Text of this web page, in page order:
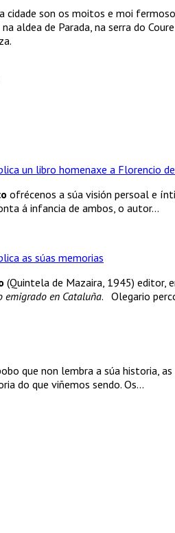
cidade son os moitos e moi
aldea de Parada, na serra do
un libro homenaxe a Florencio
ofrécenos a súa visión persoal e
á infancia de ambos, o autor...
as súas memorias
(Quintela de Mazaira, 1945) editor,
emigrado en Cataluña. Olegario
que non lembra a súa historia,
do que viñemos sendo. Os...